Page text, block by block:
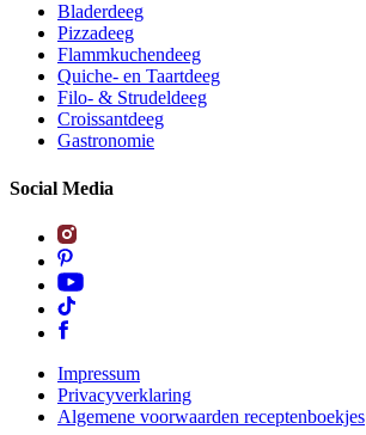
Bladerdeeg
Pizzadeeg
Flammkuchendeeg
Quiche- en Taartdeeg
Filo- & Strudeldeeg
Croissantdeeg
Gastronomie
Social Media
Impressum
Privacyverklaring
Algemene voorwaarden receptenboekjes